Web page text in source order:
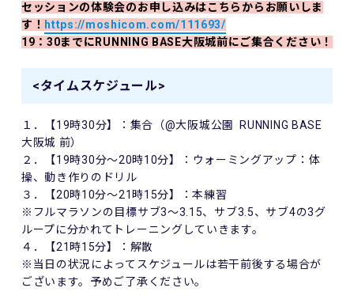
セッションの体験会のお申し込みはこちらからお願いしま
す！ https://moshicom.com/111693/
19：30までにRUNNING BASE大阪城前にご集合ください！
<タイムスケジュール>
１．【19時30分】：集合（@大阪城公園
RUNNING BASE
大阪城 前）
２．【19時30分～20時10分】：ウォーミングアップ：体
操、動き作りのドリル
３．【20時10分～21 時15分】：本練習
※フルマラソンの目標サブ3～3.15、サブ3.5、サブ4の3グ
ループに分かれてトレーニングしていきます。
４．【21 時15分】：解散
※当日の状況によってスケジュールは若干前後する場合が
ございます。予めご了承ください。